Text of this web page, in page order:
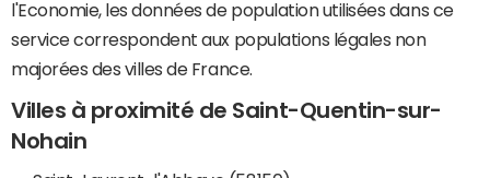
l'Economie, les données de population utilisées dans ce
service correspondent aux populations légales non
majorées des villes de France.
Villes à proximité de Saint-Quentin-sur-
Nohain